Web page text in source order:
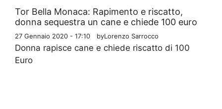
Tor Bella Monaca: Rapimento e riscatto,
donna sequestra un cane e chiede 100 euro
27 Gennaio 2020 - 17:10 byLorenzo Sarrocco
Donna rapisce cane e chiede riscatto di 100
Euro